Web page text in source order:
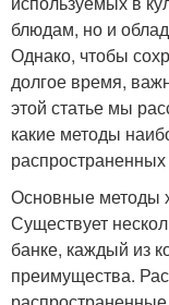
блюдам, но и
Однако, чтобы
долгое время,
этой статье мы
какие методы
Основные методы
Существует
банке, каждый из
преимущества.